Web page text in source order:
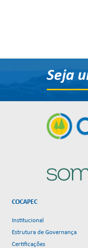
Seja
COCAPEC
Institucional
Estrutura de Governança
Certificações